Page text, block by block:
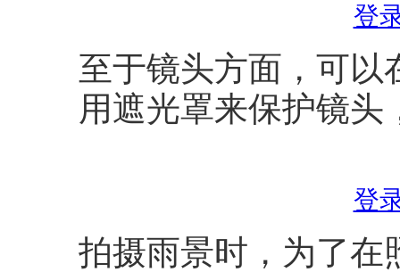
登
至于镜头方面，可以
用遮光罩来保护镜
登
拍摄雨景时，为了在